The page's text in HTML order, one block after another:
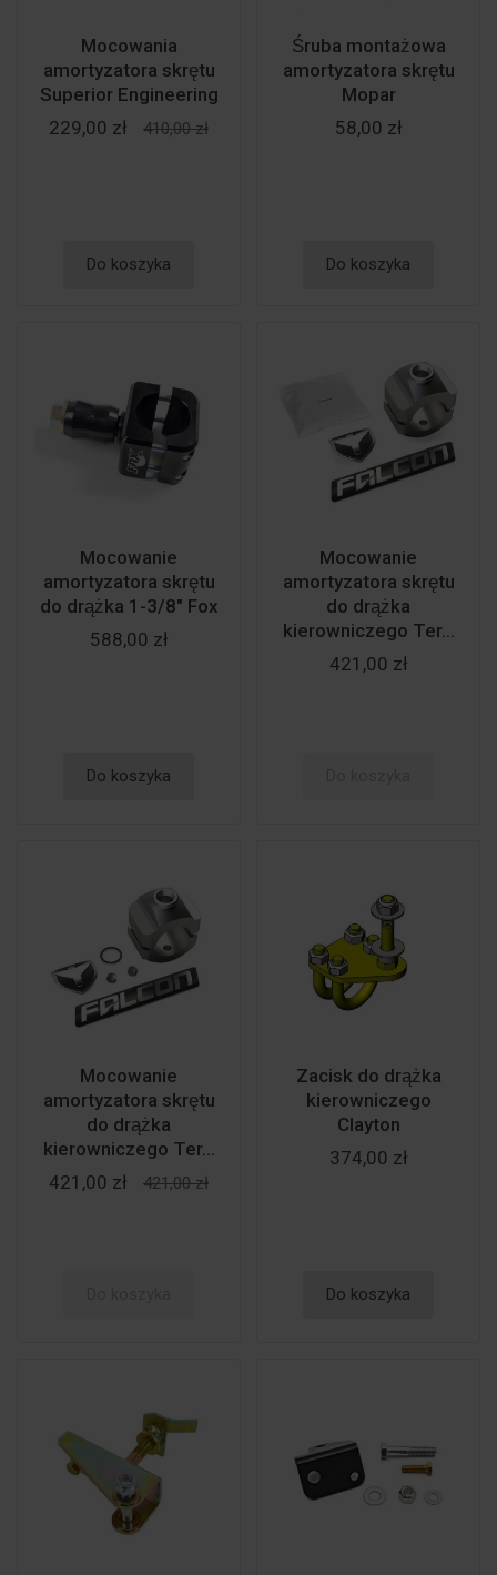
Mocowania
amortyzatora skrętu
Superior Engineering
229,00 zł
410,00 zł
Do koszyka
Śruba montażowa
amortyzatora skrętu
Mopar
58,00 zł
Do koszyka
Mocowanie
amortyzatora skrętu
do drążka 1-3/8" Fox
588,00 zł
Do koszyka
Mocowanie
amortyzatora skrętu
do drążka
kierowniczego Ter...
421,00 zł
Mocowanie
amortyzatora skrętu
do drążka
kierowniczego Ter...
421,00 zł
421,00 zł
Zacisk do drążka
kierowniczego
Clayton
374,00 zł
Do koszyka